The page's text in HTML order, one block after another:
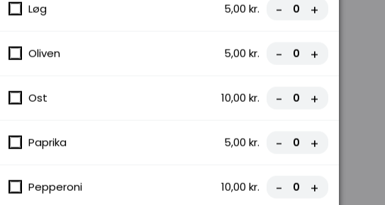
Løg 5,00 kr. - +
Oliven 5,00 kr. - +
Ost 10,00 kr. - +
Paprika 5,00 kr. - +
Pepperoni 10,00 kr. - +